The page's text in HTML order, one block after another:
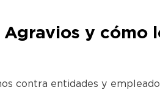
y cómo
contra entidades y